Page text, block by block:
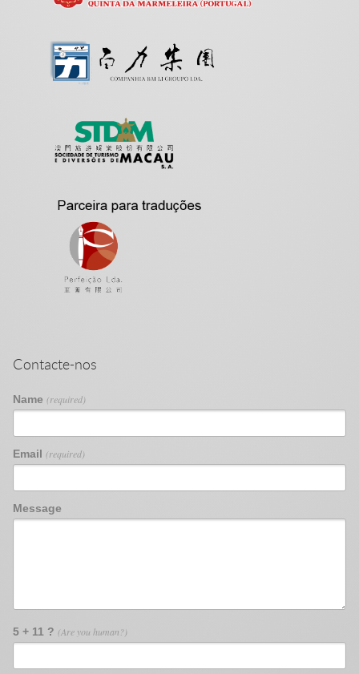
Contacte-nos
Name (required)
Email (required)
Message
5 + 11 ? (Are you human?)